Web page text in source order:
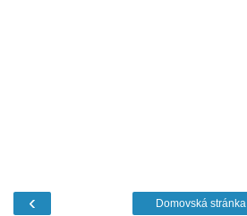
‹ Domovská stránka